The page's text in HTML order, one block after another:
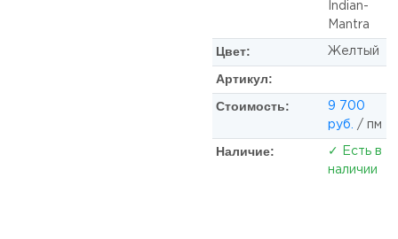
Indian-
Mantra
Цвет: Желтый
Артикул:
Стоимость:
9 700
руб.
/ пм
Наличие:
✓ Есть в
наличии